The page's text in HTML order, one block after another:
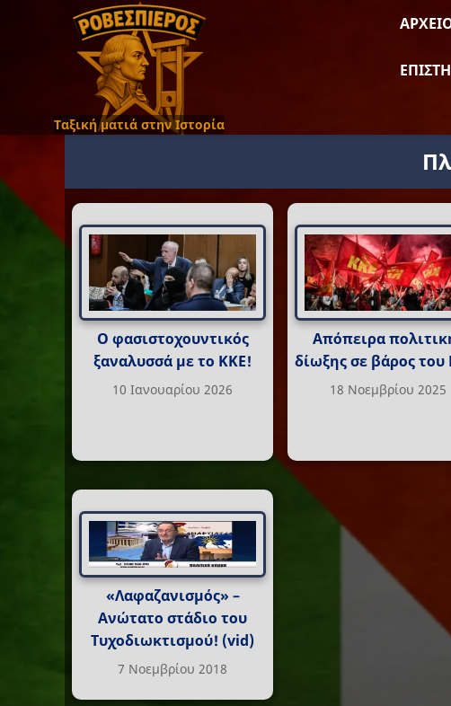
Ταξική ματιά στην Ιστορία
Ο φασιστοχουντικός
ξαναλυσσά με το ΚΚΕ!
10 Ιανουαρίου 2026
Απόπειρα
δίωξης σε βάρος του
18 Νοεμβρίου 2025
«Λαφαζανισμός» –
Ανώτατο στάδιο του
Τυχοδιωκτισμού! (vid)
7 Νοεμβρίου 2018